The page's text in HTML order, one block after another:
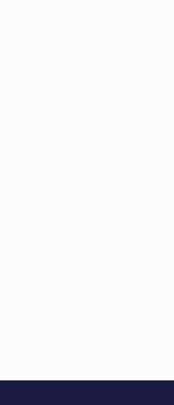
へ 能登以来3回目の派遣